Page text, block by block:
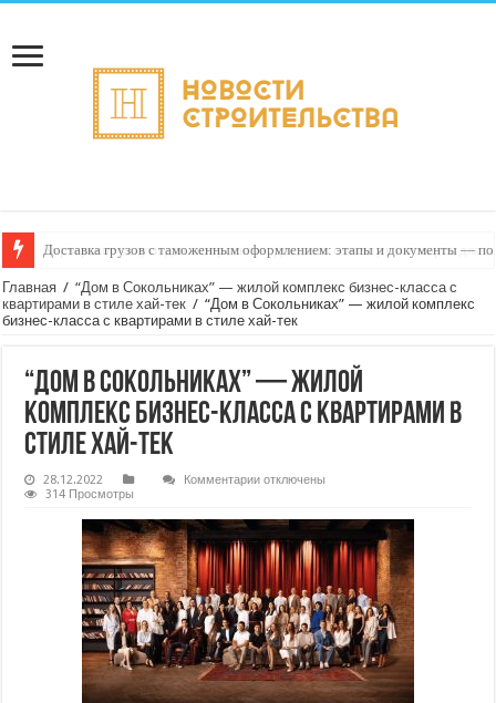
Доставка грузов с таможенным оформлением: этапы и документы —
Курьерские услуги для экопроектов: доставка саженцев и товаров для
Главная / “Дом в Сокольниках” — жилой комплекс бизнес-класса с
квартирами в стиле хай-тек / “Дом в Сокольниках” — жилой комплекс
бизнес-класса с квартирами в стиле хай-тек
“Дом в Сокольниках” — жилой
комплекс бизнес-класса с квартирами в
стиле хай-тек
28.12.2022 Комментариик
в
Сокольниках”
—
жилой
комплекс
бизнес-
класса
с
квартирами
в
стиле
хай-
тек
отключены
314 Просмотры